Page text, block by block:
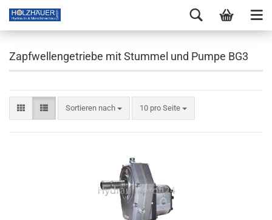
Zapfwellengetriebe mit Stummel und Pumpe BG3
Sortieren nach 10 pro Seite